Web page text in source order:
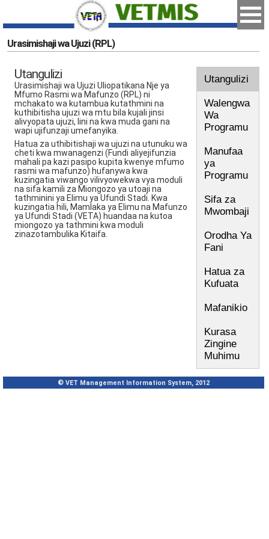
Urasimishaji wa Ujuzi (RPL)
Utangulizi
Urasimishaji wa Ujuzi Uliopatikana Nje ya
Mfumo Rasmi wa Mafunzo (RPL) ni
mchakato wa kutambua kutathmini na
kuthibitisha ujuzi wa mtu bila kujali jinsi
alivyopata ujuzi, lini na kwa muda gani na
wapi ujifunzaji umefanyika.
Hatua za uthibitishaji wa ujuzi na utunuku wa
cheti kwa mwanagenzi (Fundi aliyejifunzia
mahali pa kazi pasipo kupita kwenye mfumo
rasmi wa mafunzo) hufanywa kwa
kuzingatia viwango vilivyowekwa vya moduli
na sifa kamili za Miongozo ya utoaji na
tathminini ya Elimu ya Ufundi Stadi. Kwa
kuzingatia hili, Mamlaka ya Elimu na Mafunzo
ya Ufundi Stadi (VETA) huandaa na kutoa
miongozo ya tathmini kwa moduli
zinazotambulika Kitaifa.
Utangulizi
Walengwa
Wa
Programu
Manufaa
ya
Programu
Sifa za
Mwombaji
Orodha Ya
Fani
Hatua za
Kufuata
Mafanikio
Kurasa
Zingine
Muhimu
© VET Management Information System, 2012